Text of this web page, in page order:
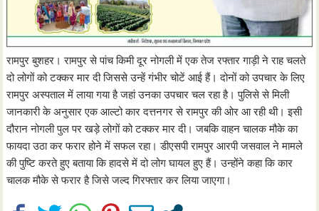
रामपुर बुशहर। रामपुर से पांच किमी दूर नोगली में एक तेज रफ्तार गाड़ी ने राह चलते
दो लोगों को टक्कर मार दी जिससे उन्हें गंभीर चोटें आई हैं। दोनों को उपचार के लिए
रामपुर अस्पताल में लाया गया है जहां उनका उपचार चल रहा है। पुलिसे से मिली
जानकारी के अनुसार एक आल्टो कार दत्तनगर से रामपुर की ओर आ रही थी। इसी
दौरान नोगली पुल पर खड़े लोगों को टक्कर मार दी। जबकि वाहन चालक मौके का
फायदा उठा कर फरार होने में सफल रहा। डीएसपी रामपुर आरपी जसवाल ने मामले
की पुष्टि करते हुए बताया कि हादसे में दो लोग घायल हुए हैं। उन्होंने कहा कि कार
चालक मौके से फरार है जिसे जल्द गिरफ्तार कर लिया जाएगा।